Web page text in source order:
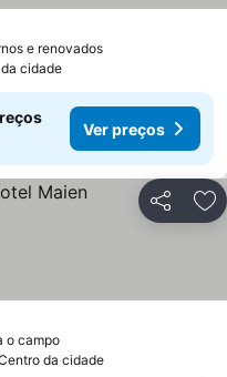
e renovados
cidade
Ver preços
Partilhar
o campo
da cidade